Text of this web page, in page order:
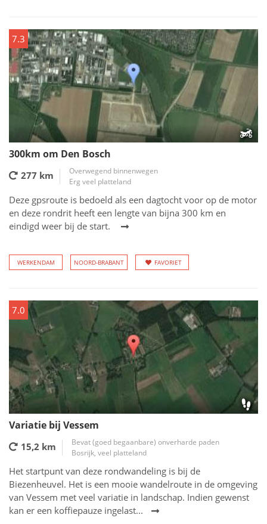
7.3
300km om Den Bosch
277 km
Overwegend binnenwegen
Erg veel platteland
Deze gpsroute is bedoeld als een dagtocht voor op de motor
en deze rondrit heeft een lengte van bijna 300 km en
eindigd weer bij de start.
WERKENDAM NOORD-BRABANT FAVORIET
7.0
Variatie bij Vessem
15,2 km
Bevat (goed begaanbare) onverharde paden
Bosrijk, veel platteland
Het startpunt van deze rondwandeling is bij de
Biezenheuvel. Het is een mooie wandelroute in de omgeving
van Vessem met veel variatie in landschap. Indien gewenst
kan er een koffiepauze ingelast...